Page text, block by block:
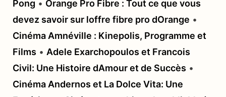
Pong • Orange Pro Fibre : Tout ce que vous
devez savoir sur loffre fibre pro dOrange •
Cinéma Amnéville : Kinepolis, Programme et
Films • Adele Exarchopoulos et Francois
Civil: Une Histoire dAmour et de Succès •
Cinéma Andernos et La Dolce Vita: Une